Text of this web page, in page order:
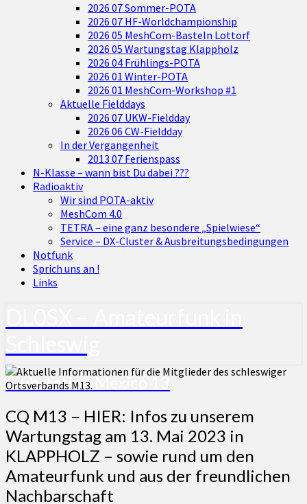
2026 07 Sommer-POTA
2026 07 HF-Worldchampionship
2026 05 MeshCom-Basteln Lottorf
2026 05 Wartungstag Klappholz
2026 04 Frühlings-POTA
2026 01 Winter-POTA
2026 01 MeshCom-Workshop #1
Aktuelle Fielddays
2026 07 UKW-Fieldday
2026 06 CW-Fieldday
In der Vergangenheit
2013 07 Ferienspass
N-Klasse – wann bist Du dabei ???
Radioaktiv
Wir sind POTA-aktiv
MeshCom 4.0
TETRA – eine ganz besondere „Spielwiese“
Service – DX-Cluster & Ausbreitungsbedingungen
Notfunk
Sprich uns an !
Links
Clubstation Mexico 13
CQ
M13
–
HIER:
Infos
zu
unserem
CQ M13 – HIER: Infos zu unserem
Wartungstag am 13. Mai 2023 in
KLAPPHOLZ – sowie rund um den
Amateurfunk und aus der freundlichen
Nachbarschaft